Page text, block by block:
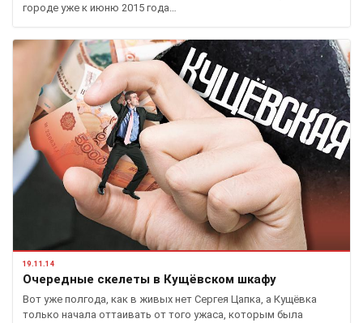
городе уже к июню 2015 года…
19.11.14
Очередные скелеты в Кущёвском шкафу
Вот уже полгода, как в живых нет Сергея Цапка, а Кущёвка
только начала оттаивать от того ужаса, которым была